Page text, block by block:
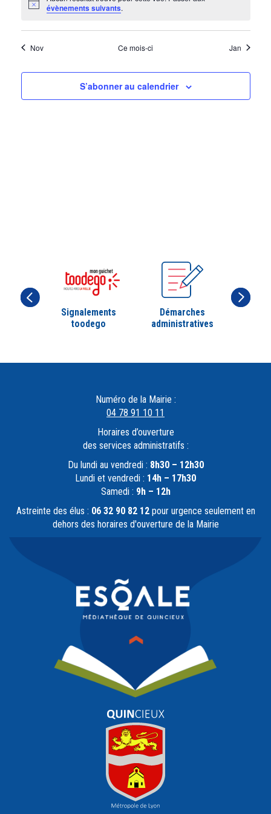
Noticeévènements suivants.
Nov Ce mois-ci Jan
S’abonner au calendrier
Signalements
toodego
Démarches
administratives
Numéro de la Mairie :
04 78 91 10 11
Horaires d’ouverture
des services administratifs :
Du lundi au vendredi : 8h30 – 12h30
Lundi et vendredi : 14h – 17h30
Samedi : 9h – 12h
Astreinte des élus : 06 32 90 82 12pour urgence seulement en
dehors des horaires d'ouverture de la Mairie